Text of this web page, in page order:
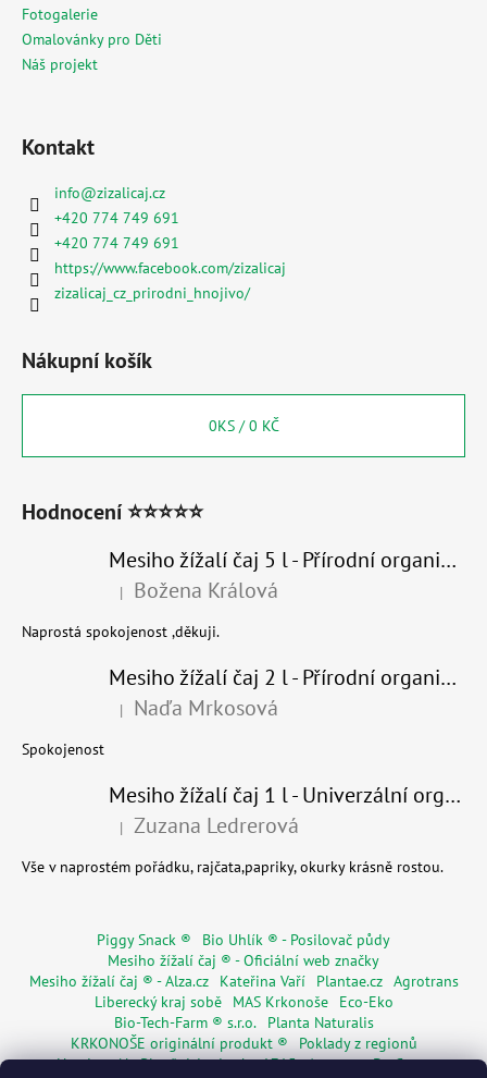
Fotogalerie
Omalovánky pro Děti
Náš projekt
Kontakt
info@zizalicaj.cz
+420 774 749 691
+420 774 749 691
https://www.facebook.com/zizalicaj
zizalicaj_cz_prirodni_hnojivo/
Nákupní košík
0KS /0 KČ
Hodnocení ⭐⭐⭐⭐⭐
Mesiho žížalí čaj 5 l - Přírodní organické hnojivo 100% nature
Hodnocení produktu je 5 z 5 hvězdiček.
| Božena Králová
Naprostá spokojenost ,děkuji.
Mesiho žížalí čaj 2 l - Přírodní organické hnojivo 100% nature - recyklovaný obal
Hodnocení produktu je 5 z 5 hvězdiček.
| Naďa Mrkosová
Spokojenost
Mesiho žížalí čaj 1 l - Univerzální organické hnojivo
Hodnocení produktu je 5 z 5 hvězdiček.
| Zuzana Ledrerová
Vše v naprostém pořádku, rajčata,papriky, okurky krásně rostou.
Piggy Snack ®
Bio Uhlík ® - Posilovač půdy
Mesiho žížalí čaj ® - Oficiální web značky
Mesiho žížalí čaj ® - Alza.cz
Kateřina Vaří Plantae.cz Agrotrans
Liberecký kraj sobě
MAS Krkonoše
Eco-Eko
Bio-Tech-Farm ® s.r.o.
Planta Naturalis
KRKONOŠE originální produkt ®
Poklady z regionů
Hostinec Na Ploužnici od roku 1715 Agentura De Costy